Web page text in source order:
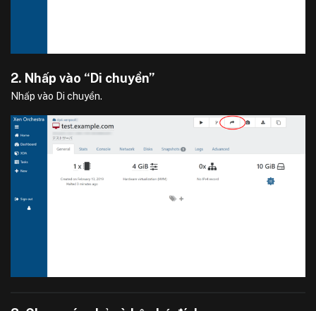
2. Nhấp vào “Di chuyển”
Nhấp vào Di chuyển.